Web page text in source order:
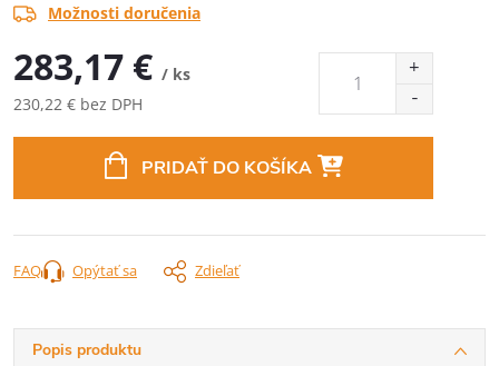
Možnosti doručenia
283,17 € / ks
230,22 € bez DPH
PRIDAŤ DO KOŠÍKA
Opýtať sa Zdieľať
FAQ
Popis produktu